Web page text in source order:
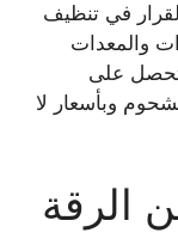
في تنظيف
والمعدات
على
وبأسعار لا
الرقة